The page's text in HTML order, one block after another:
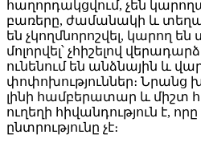
հաղորդակցվում, չեն
բառերը, ժամանակի և
են չկողմնորոշվել, կարող
մոլորվել՝ չհիշելով
ունենում են անձնային և
փոփոխություններ։ Նրանց
լինի համբերատար և միշտ
ուղեղի հիվանդություն է,
ընտրությունը չէ։